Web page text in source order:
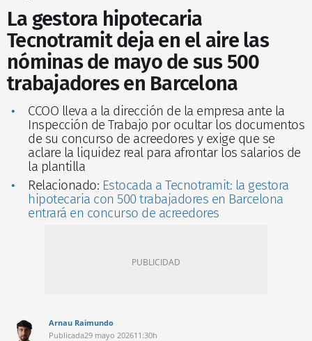
La gestora hipotecaria
Tecnotramit deja en el aire las
nóminas de mayo de sus 500
trabajadores en Barcelona
CCOO lleva a la dirección de la empresa ante la
Inspección de Trabajo por ocultar los documentos
de su concurso de acreedores y exige que se
aclare la liquidez real para afrontar los salarios de
la plantilla
Relacionado: Estocada a Tecnotramit: la gestora
hipotecaria con 500 trabajadores en Barcelona
entrará en concurso de acreedores
Arnau Raimundo
Publicada29 mayo 202611:30h